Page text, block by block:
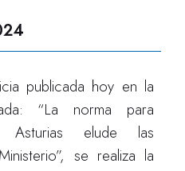
publicada hoy en la
“La norma para
elude las
se realiza la